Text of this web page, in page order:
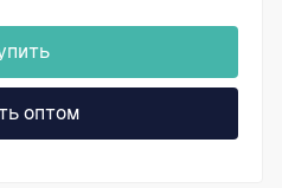
оптом